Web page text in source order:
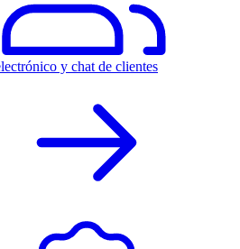
y chat de clientes